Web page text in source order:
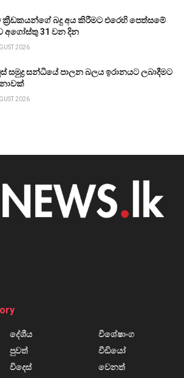
ක්‍රීඩකයන්ගේ බදු අය කිරීමට එරෙහි පෙත්සමේ
අගෝස්තු 31 වන දින
2026
සමුද්‍ර සන්ධියේ පාලන බලය ඉරානයට ලබාදීමට
2026
දේශීය
පුවත්
විදෙස්
විශේෂාංග
වීඩියෝ
වෙනත්